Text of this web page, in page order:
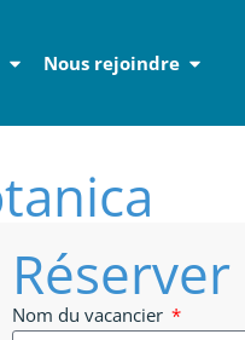
Nous rejoindre
Nom du vacancier